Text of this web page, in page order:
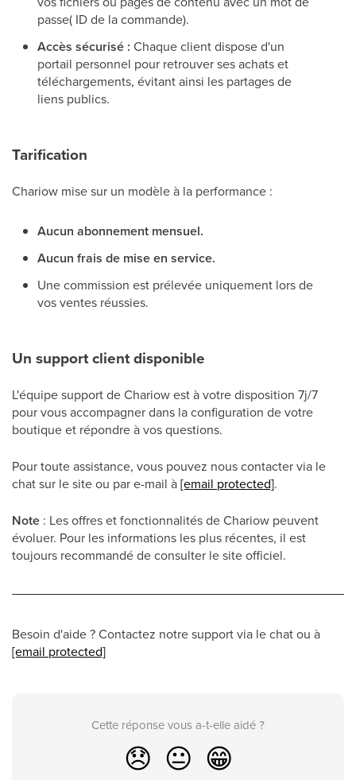
passe( ID de la commande).
Accès sécurisé : Chaque client dispose d'un
portail personnel pour retrouver ses achats et
téléchargements, évitant ainsi les partages de
liens publics.
Tarification
Chariow mise sur un modèle à la performance :
Aucun abonnement mensuel.
Aucun frais de mise en service.
Une commission est prélevée uniquement lors de
vos ventes réussies.
Un support client disponible
L'équipe support de Chariow est à votre disposition 7j/7
pour vous accompagner dans la configuration de votre
boutique et répondre à vos questions.
Pour toute assistance, vous pouvez nous contacter via le
chat sur le site ou par e-mail à[email protected].
Note : Les offres et fonctionnalités de Chariow peuvent
évoluer. Pour les informations les plus récentes, il est
toujours recommandé de consulter le site officiel.
Besoin d'aide ? Contactez notre support via le chat ou à
[email protected]
Cette réponse vous a-t-elle aidé ?
😞 😐 😁